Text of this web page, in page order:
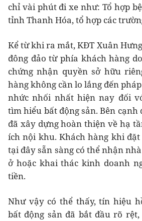
chỉ vài phút đi xe như: Tổ hợp
tỉnh Thanh Hóa, tổ hợp các
Kể từ khi ra mắt, KĐT Xuân
đông đảo từ phía khách hàng
chứng nhận quyền sở hữu
hàng không cần lo lắng đến
nhức nhối nhất hiện nay đối
tìm hiểu bất động sản. Bên cạnh
đã xây dựng hoàn thiện về hạ
ích nội khu. Khách hàng khi
tại đây sẵn sàng có thể nhận
ở hoặc khai thác kinh doanh
tiền.
Như vậy có thể thấy, tín hiệu
bất động sản đã bắt đầu rõ